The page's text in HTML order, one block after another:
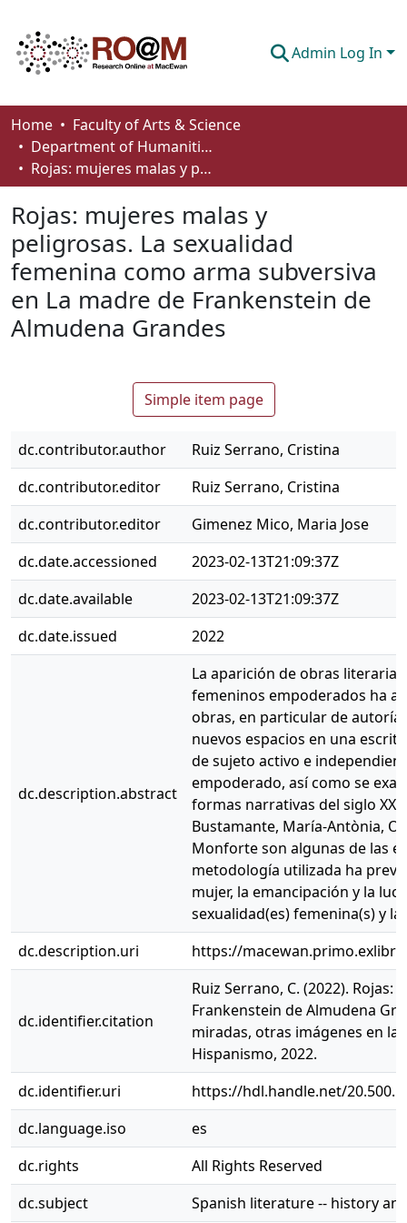
Admin Log In
Communities & Collections
Browse
About
How To Deposit
Home
Faculty of Arts & Science
Department of Humanities
Rojas: mujeres malas y peligrosas. La sexualidad femenina como arma subversiva en La madre de Frankenstein de Almudena Grandes
Rojas: mujeres malas y
peligrosas. La sexualidad
femenina como arma subversiva
en La madre de Frankenstein de
Almudena Grandes
Simple item page
dc.contributor.author
Ruiz Serrano, Cristina
dc.contributor.editor
Ruiz Serrano, Cristina
dc.contributor.editor
Gimenez Mico, Maria Jose
dc.date.accessioned
2023-02-13T21:09:37Z
dc.date.available
2023-02-13T21:09:37Z
dc.date.issued
2022
dc.description.abstract
La aparición de obras
femeninos empoderados ha
obras, en particular de
nuevos espacios en una
de sujeto activo e
empoderado, así como se
formas narrativas del siglo
Bustamante, María-Antònia,
Monforte son algunas de las
metodología utilizada ha
mujer, la emancipación y la
sexualidad(es) femenina(s) y
dc.description.uri
https://
dc.identifier.citation
Ruiz Serrano, C. (2022).
Frankenstein de Almudena
miradas, otras imágenes en la
Hispanismo, 2022.
dc.identifier.uri
https://hdl.handle.net/
dc.language.iso
es
dc.rights
All Rights Reserved
dc.subject
Spanish literature -- history